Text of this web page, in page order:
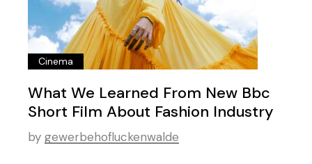
Cinema
What We Learned From New Bbc
Short Film About Fashion Industry
by gewerbehofluckenwalde